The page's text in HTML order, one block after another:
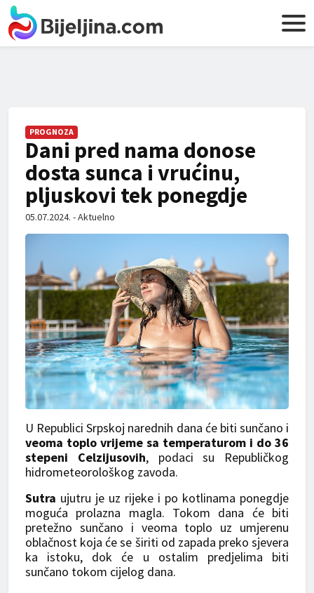
PROGNOZA
Dani pred nama donose
dosta sunca i vrućinu,
pljuskovi tek ponegdje
05.07.2024. - Aktuelno
U Republici Srpskoj narednih dana će biti sunčano i
veoma toplo vrijeme sa temperaturom i do 36
stepeni Celzijusovih, podaci su Republičkog
hidrometeorološkog zavoda.
Sutra ujutru je uz rijeke i po kotlinama ponegdje
moguća prolazna magla. Tokom dana će biti
pretežno sunčano i veoma toplo uz umjerenu
oblačnost koja će se širiti od zapada preko sjevera
ka istoku, dok će u ostalim predjelima biti
sunčano tokom cijelog dana.